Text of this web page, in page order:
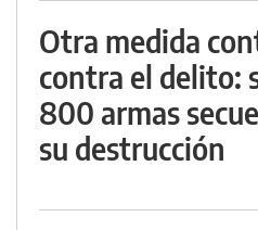
Otra medida
contra el delito:
800 armas
su destrucción